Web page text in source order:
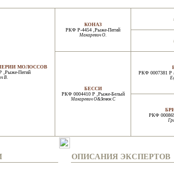
МОЛОССОВ
,Рыже-Пегий
В.
КОНАЗ
РКФ Р-4454 ,Рыже-Пегий
Макаревич О.
БЕССИ
РКФ 0004410 Р ,Рыже-Белый
Макаревич О&Зенюк С
РКФ 0007381 Р
РКФ
ОПИСАНИЯ ЭКСПЕРТОВ